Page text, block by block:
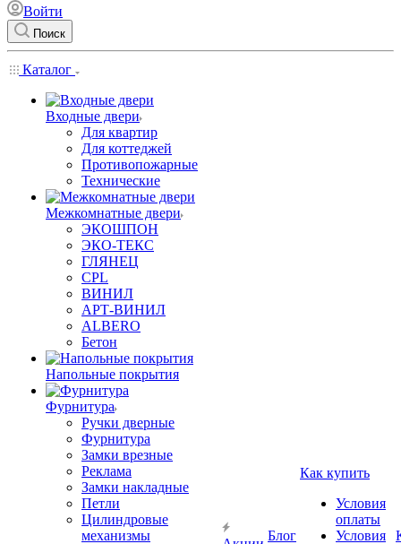
Войти
Поиск
Каталог
Входные двери
Для квартир
Для коттеджей
Противопожарные
Технические
Межкомнатные двери
ЭКОШПОН
ЭКО-ТЕКС
ГЛЯНЕЦ
CPL
ВИНИЛ
АРТ-ВИНИЛ
ALBERO
Бетон
Напольные покрытия
Фурнитура
Ручки дверные
Фурнитура
Замки врезные
Реклама
Замки накладные
Петли
Цилиндровые
механизмы
Блог
Как купить
Условия
оплаты
Условия